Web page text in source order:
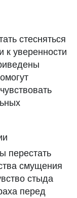
стесняться
уверенности
перестать
смущения
стыда
перед